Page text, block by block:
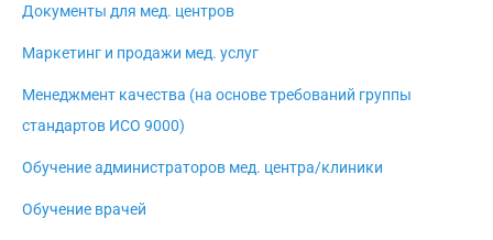
Документы для мед. центров
Маркетинг и продажи мед. услуг
Менеджмент качества (на основе требований группы
стандартов ИСО 9000)
Обучение администраторов мед. центра/клиники
Обучение врачей